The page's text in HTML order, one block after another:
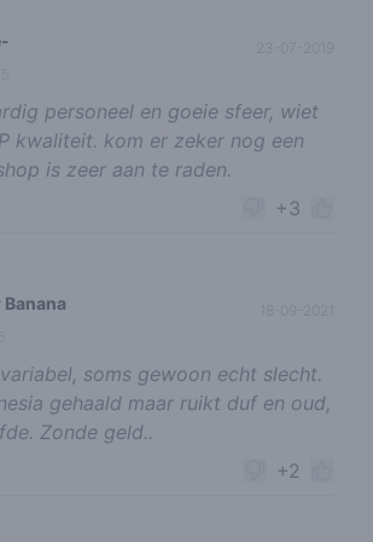
23-07-2019
personeel en goeie sfeer, wiet
kwaliteit. kom er zeker nog een
is zeer aan te raden.
+3
soms gewoon echt slecht.
gehaald maar ruikt duf en oud,
Zonde geld..
+2